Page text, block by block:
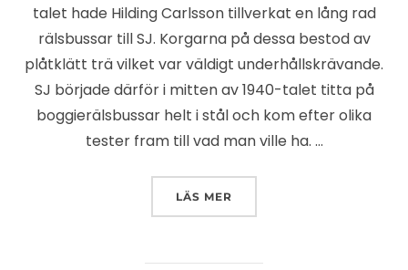
talet hade Hilding Carlsson tillverkat en lång rad
rälsbussar till SJ. Korgarna på dessa bestod av
plåtklätt trä vilket var väldigt underhållskrävande.
SJ började därför i mitten av 1940-talet titta på
boggierälsbussar helt i stål och kom efter olika
tester fram till vad man ville ha. …
LÄS MER